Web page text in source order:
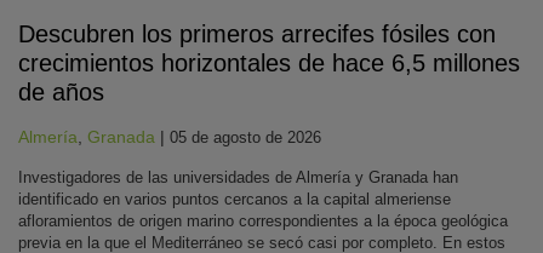
Descubren los primeros arrecifes fósiles con
crecimientos horizontales de hace 6,5 millones
de años
Almería Granada | 05 de agosto de 2026
Investigadores de las universidades de Almería y Granada han
identificado en varios puntos cercanos a la capital almeriense
afloramientos de origen marino correspondientes a la época geológica
previa en la que el Mediterráneo se secó casi por completo. En estos